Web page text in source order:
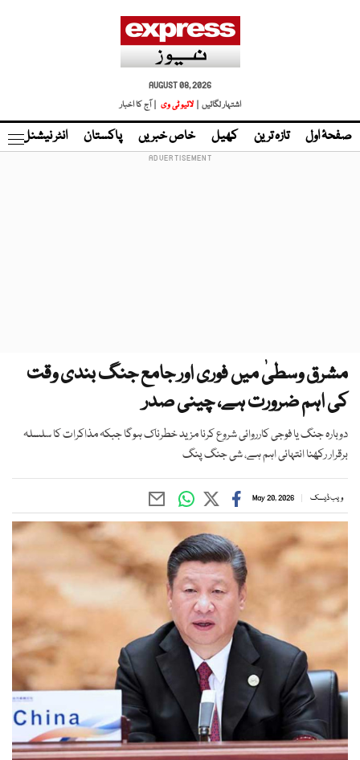
AUGUST 08, 2026
اشتہار لگائیں |
لائیو ٹی وی | آج کا اخبار
صفحۂ اول تازہ ترین کھیل خاص خبریں پاکستان انٹر نیشنل
مشرق وسطیٰ میں فوری اور جامع جنگ بندی وقت
کی اہم ضرورت ہے، چینی صدر
دوبارہ جنگ یا فوجی کارروائی شروع کرنا مزید خطرناک ہوگا جبکہ مذاکرات کا سلسلہ
برقرار رکھنا انتہائی اہم ہے، شی جنگ پنگ
ویب ڈیسک May 20, 2026